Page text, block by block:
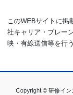
このWEBサイトに掲
社キャリア・ブレー
映・有線送信等を行
Copyright © 研修イン